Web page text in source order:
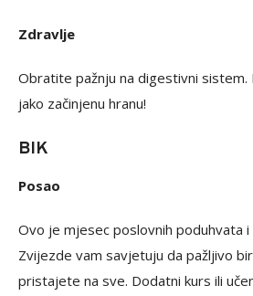
Zdravlje
Obratite pažnju na digestivni
jako začinjenu hranu!
BIK
Posao
Ovo je mjesec poslovnih poduhvata i
Zvijezde vam savjetuju da pažljivo
pristajete na sve. Dodatni kurs ili